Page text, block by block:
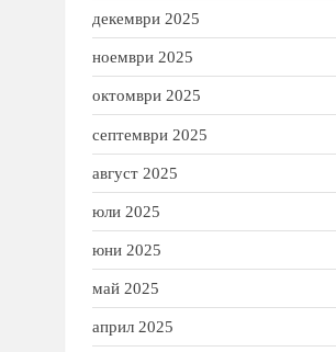
декември 2025
ноември 2025
октомври 2025
септември 2025
август 2025
юли 2025
юни 2025
май 2025
април 2025